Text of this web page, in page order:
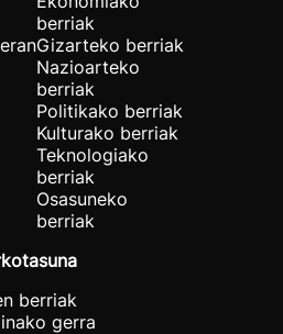
berriak
Gizarteko berriak
Nazioarteko
berriak
Politikako berriak
Kulturako berriak
Teknologiako
berriak
Osasuneko
berriak
berriak
gerra